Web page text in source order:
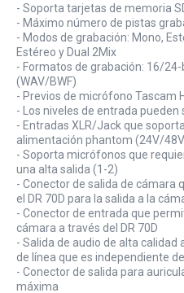
- Soporta tarjetas de memoria
- Máximo número de pistas
- Modos de grabación: Mono,
Estéreo y Dual 2Mix
- Formatos de grabación: 16/
(WAV/BWF)
- Previos de micrófono Tascam
- Los niveles de entrada
- Entradas XLR/Jack que
alimentación phantom (24V/
- Soporta micrófonos que
una alta salida (1-2)
- Conector de salida de cámara
el DR 70D para la salida a la
- Conector de entrada que
cámara a través del DR 70D
- Salida de audio de alta calidad
de línea que es independiente
- Conector de salida para
máxima